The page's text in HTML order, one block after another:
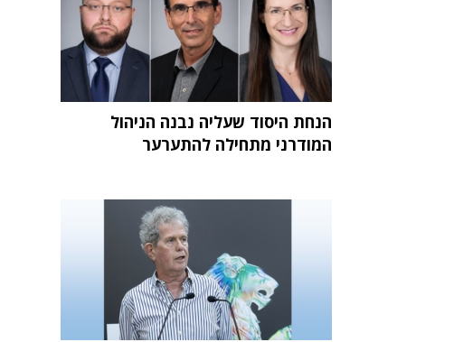
הנחת היסוד שעליה נבנה הניהול
המודרני מתחילה להתערער